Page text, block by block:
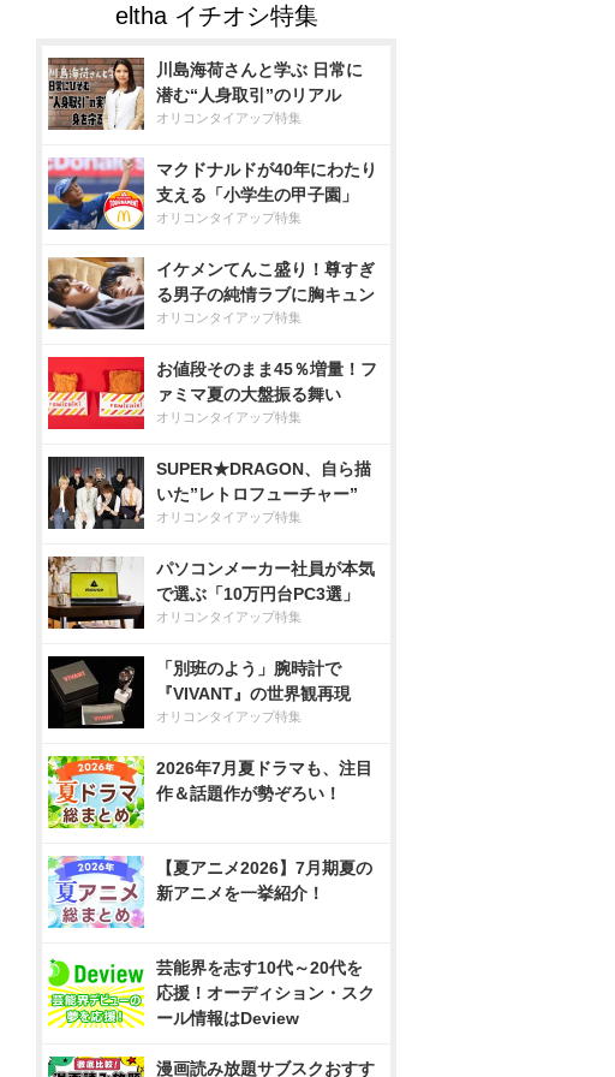
川島海荷さんと学ぶ 日常に
潜む“人身取引”のリアル
オリコンタイアップ特集
マクドナルドが40年にわたり
支える「小学生の甲子園」
オリコンタイアップ特集
イケメンてんこ盛り！尊すぎ
る男子の純情ラブに胸キュン
オリコンタイアップ特集
お値段そのまま45％増量！フ
ァミマ夏の大盤振る舞い
オリコンタイアップ特集
SUPER★DRAGON、自ら描
いた”レトロフューチャー”
オリコンタイアップ特集
パソコンメーカー社員が本気
で選ぶ「10万円台PC3選」
オリコンタイアップ特集
「別班のよう」腕時計で
『VIVANT』の世界観再現
オリコンタイアップ特集
2026年7月夏ドラマも、注目
作＆話題作が勢ぞろい！
【夏アニメ2026】7月期夏の
新アニメを一挙紹介！
芸能界を志す10代～20代を
応援！オーディション・スク
ール情報はDeview
漫画読み放題サブスクおすす